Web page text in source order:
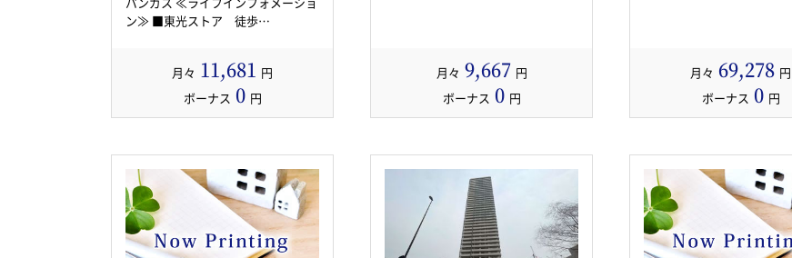
ン≫ ■東光ストア 徒歩…
月々 11,681 円
ボーナス 0 円
月々 9,667 円
ボーナス 0 円
月々 69,278 円
ボーナス 0 円